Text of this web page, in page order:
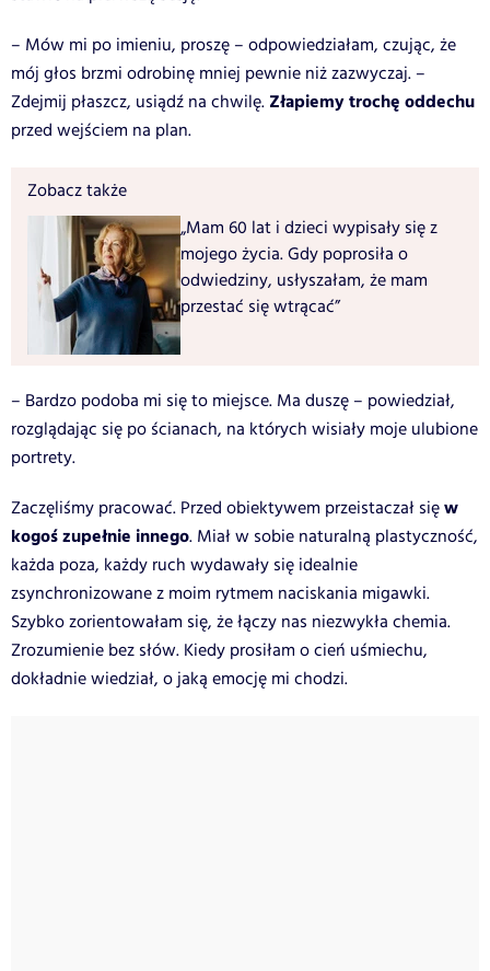
– Mów mi po imieniu, proszę – odpowiedziałam, czując, że
mój głos brzmi odrobinę mniej pewnie niż zazwyczaj. –
Zdejmij płaszcz, usiądź na chwilę. Złapiemy trochę oddechu
przed wejściem na plan.
Zobacz także
„Mam 60 lat i dzieci wypisały się z
mojego życia. Gdy poprosiła o
odwiedziny, usłyszałam, że mam
przestać się wtrącać”
– Bardzo podoba mi się to miejsce. Ma duszę – powiedział,
rozglądając się po ścianach, na których wisiały moje ulubione
portrety.
Zaczęliśmy pracować. Przed obiektywem przeistaczał sięw
kogoś zupełnie innego. Miał w sobie naturalną plastyczność,
każda poza, każdy ruch wydawały się idealnie
zsynchronizowane z moim rytmem naciskania migawki.
Szybko zorientowałam się, że łączy nas niezwykła chemia.
Zrozumienie bez słów. Kiedy prosiłam o cień uśmiechu,
dokładnie wiedział, o jaką emocję mi chodzi.